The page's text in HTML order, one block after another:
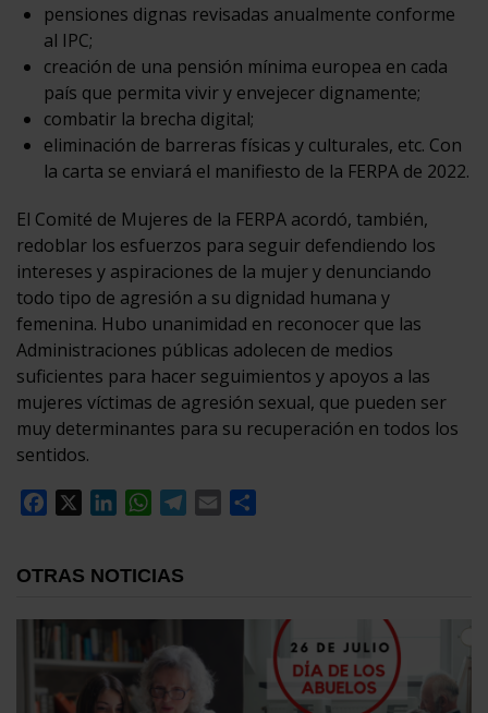
pensiones dignas revisadas anualmente conforme
al IPC;
creación de una pensión mínima europea en cada
país que permita vivir y envejecer dignamente;
combatir la brecha digital;
eliminación de barreras físicas y culturales, etc. Con
la carta se enviará el manifiesto de la FERPA de 2022.
El Comité de Mujeres de la FERPA acordó, también,
redoblar los esfuerzos para seguir defendiendo los
intereses y aspiraciones de la mujer y denunciando
todo tipo de agresión a su dignidad humana y
femenina. Hubo unanimidad en reconocer que las
Administraciones públicas adolecen de medios
suficientes para hacer seguimientos y apoyos a las
mujeres víctimas de agresión sexual, que pueden ser
muy determinantes para su recuperación en todos los
sentidos.
Facebook
LinkedInWhatsApp
Telegram
Email
OTRAS NOTICIAS